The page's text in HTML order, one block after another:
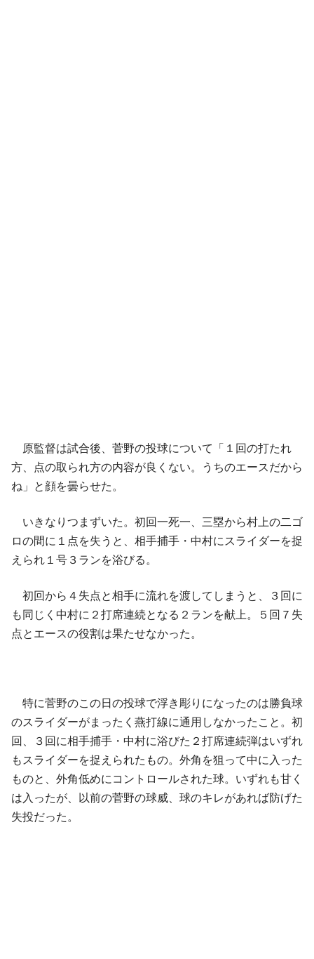
原監督は試合後、菅野の投球について「１回の打たれ
方、点の取られ方の内容が良くない。うちのエースだから
ね」と顔を曇らせた。
いきなりつまずいた。初回一死一、三塁から村上の二ゴ
ロの間に１点を失うと、相手捕手・中村にスライダーを捉
えられ１号３ランを浴びる。
初回から４失点と相手に流れを渡してしまうと、３回に
も同じく中村に２打席連続となる２ランを献上。５回７失
点とエースの役割は果たせなかった。
特に菅野のこの日の投球で浮き彫りになったのは勝負球
のスライダーがまったく燕打線に通用しなかったこと。初
回、３回に相手捕手・中村に浴びた２打席連続弾はいずれ
もスライダーを捉えられたもの。外角を狙って中に入った
ものと、外角低めにコントロールされた球。いずれも甘く
は入ったが、以前の菅野の球威、球のキレがあれば防げた
失投だった。